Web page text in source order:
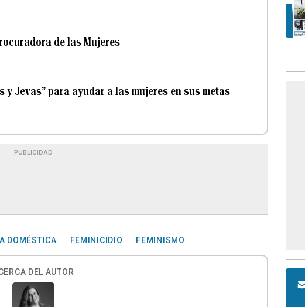
de las Mujeres
Jevas” para ayudar a las mujeres en sus metas
PUBLICIDAD
DOMÉSTICA FEMINICIDIO FEMINISMO
DEL AUTOR